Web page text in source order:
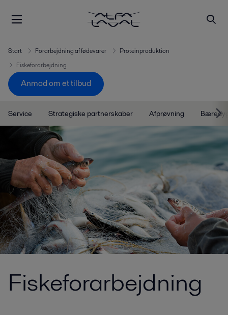
Start Forarbejdning af fødevarer
Proteinproduktion
Fiskeforarbejdning
Anmod om et tilbud
Service Strategiske partnerskaber Afprøvning
Fiskeforarbejdning